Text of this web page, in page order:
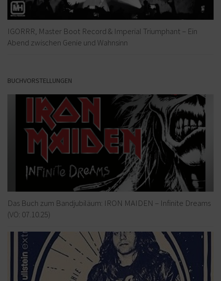
IGORRR, Master Boot Record & Imperial Triumphant – Ein
Abend zwischen Genie und Wahnsinn
BUCHVORSTELLUNGEN
Das Buch zum Bandjubiläum: IRON MAIDEN – Infinite Dreams
(VÖ: 07.10.25)